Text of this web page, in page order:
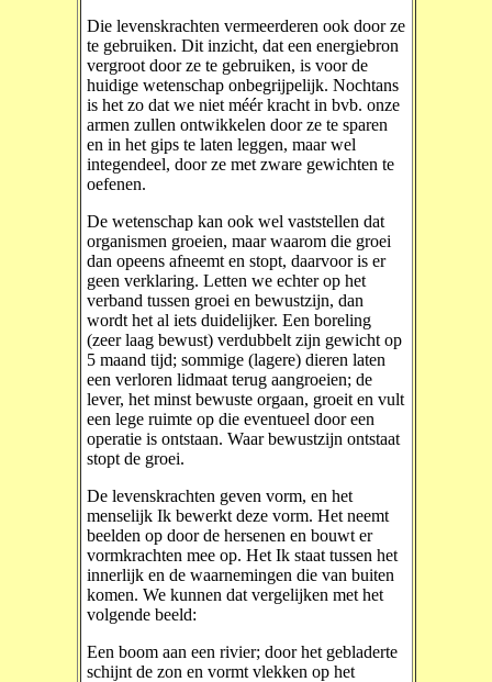
Die levenskrachten vermeerderen ook door ze
te gebruiken. Dit inzicht, dat een energiebron
vergroot door ze te gebruiken, is voor de
huidige wetenschap onbegrijpelijk. Nochtans
is het zo dat we niet méér kracht in bvb. onze
armen zullen ontwikkelen door ze te sparen
en in het gips te laten leggen, maar wel
integendeel, door ze met zware gewichten te
oefenen.
De wetenschap kan ook wel vaststellen dat
organismen groeien, maar waarom die groei
dan opeens afneemt en stopt, daarvoor is er
geen verklaring. Letten we echter op het
verband tussen groei en bewustzijn, dan
wordt het al iets duidelijker. Een boreling
(zeer laag bewust) verdubbelt zijn gewicht op
5 maand tijd; sommige (lagere) dieren laten
een verloren lidmaat terug aangroeien; de
lever, het minst bewuste orgaan, groeit en vult
een lege ruimte op die eventueel door een
operatie is ontstaan. Waar bewustzijn ontstaat
stopt de groei.
De levenskrachten geven vorm, en het
menselijk Ik bewerkt deze vorm. Het neemt
beelden op door de hersenen en bouwt er
vormkrachten mee op. Het Ik staat tussen het
innerlijk en de waarnemingen die van buiten
komen. We kunnen dat vergelijken met het
volgende beeld:
Een boom aan een rivier; door het gebladerte
schijnt de zon en vormt vlekken op het